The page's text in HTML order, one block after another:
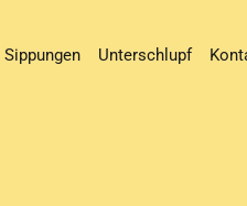
Sippungen Unterschlupf